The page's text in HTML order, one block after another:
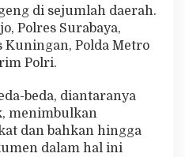
di sejumlah daerah.
Polres Surabaya,
Kuningan, Polda Metro
Polri.
beda, diantaranya
menimbulkan
dan bahkan hingga
dalam hal ini